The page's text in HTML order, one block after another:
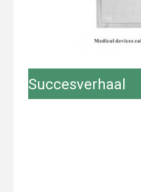
Succesverhaal